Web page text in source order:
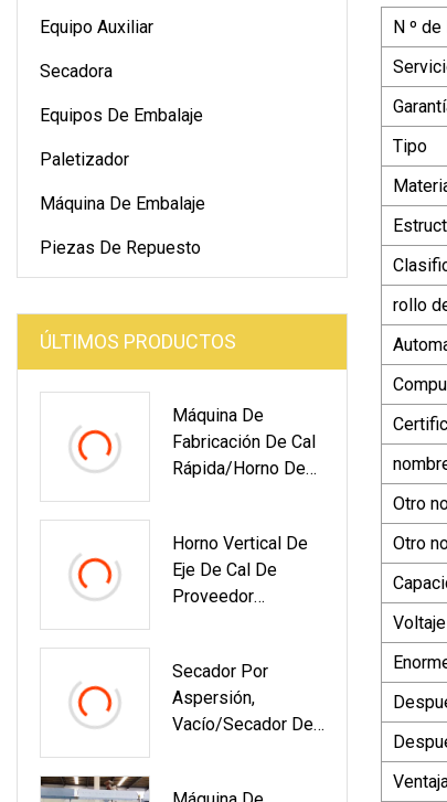
Equipo Auxiliar
Secadora
Equipos De Embalaje
Paletizador
Máquina De Embalaje
Piezas De Repuesto
ÚLTIMOS PRODUCTOS
Máquina De
Fabricación De Cal
Rápida/horno De
300t/D
Horno Vertical De
Eje De Cal De
Proveedor
Secador Por
Aspersión,
Vacío/secador De
N º
Tipo
rollo
Otro
Otro
Voltaje